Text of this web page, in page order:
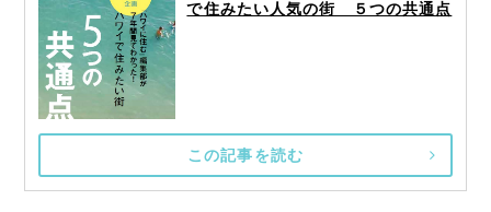
で住みたい人気の街 ５つの共通点
この記事を読む